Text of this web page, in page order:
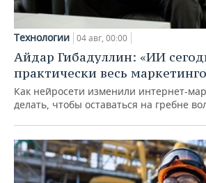
Технологии 04 авг, 00:00
Айдар Гибадуллин: «ИИ
практически весь
Как нейросети изменили интернет-
делать, чтобы оставаться на гребне